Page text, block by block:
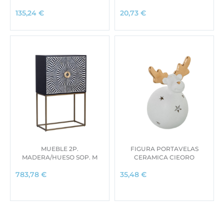
135,24 € 20,73 €
MUEBLE 2P.
MADERA/HUESO SOP. M
783,78 €
FIGURA PORTAVELAS
CERAMICA CIEORO
35,48 €